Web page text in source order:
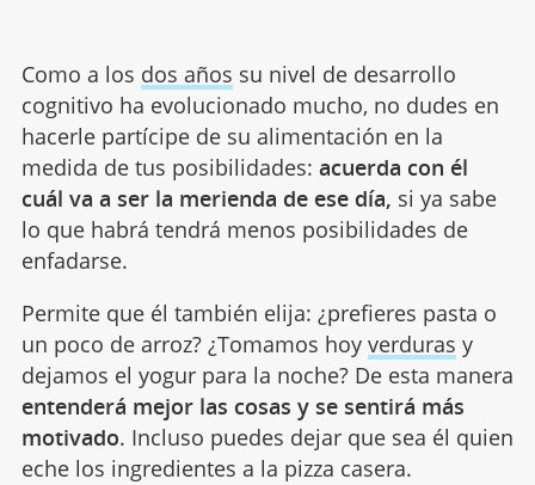
Como a los dos años su nivel de desarrollo
cognitivo ha evolucionado mucho, no dudes en
hacerle partícipe de su alimentación en la
medida de tus posibilidades: acuerda con él
cuál va a ser la merienda de ese día, si ya sabe
lo que habrá tendrá menos posibilidades de
enfadarse.
Permite que él también elija: ¿prefieres pasta o
un poco de arroz? ¿Tomamos hoy verduras y
dejamos el yogur para la noche? De esta manera
entenderá mejor las cosas y se sentirá más
motivado. Incluso puedes dejar que sea él quien
eche los ingredientes a la pizza casera.